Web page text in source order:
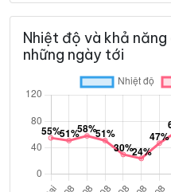
Nhiệt độ và khả
những ngày tới